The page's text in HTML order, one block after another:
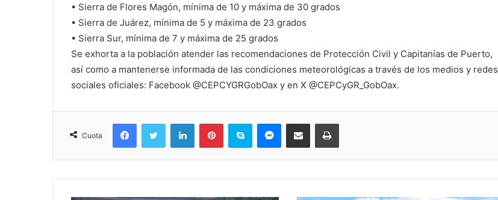
• Sierra de Flores Magón, mínima de 10 y máxima de 30 grados
• Sierra de Juárez, mínima de 5 y máxima de 23 grados
• Sierra Sur, mínima de 7 y máxima de 25 grados
Se exhorta a la población atender las recomendaciones de Protección Civil y Capitanías de Puerto,
así como a mantenerse informada de las condiciones meteorológicas a través de los medios y redes
sociales oficiales: Facebook @CEPCYGRGobOax y en X @CEPCyGR_GobOax.
Cuota
FacebookTwitter LinkedInPinterestSkype MessengerCompartir via correo electrónicoImpresión